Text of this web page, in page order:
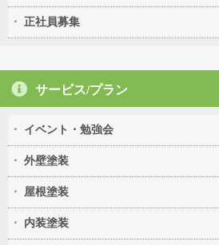
正社員募集
サービス/プラン
イベント・勉強会
外壁塗装
屋根塗装
内装塗装